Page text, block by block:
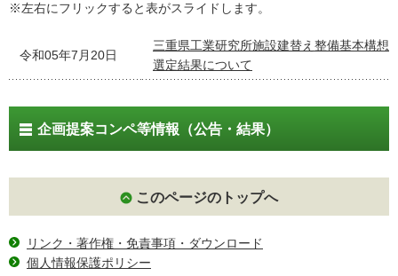
※左右にフリックすると表がスライドします。
令和05年7月20日
三重県工業研究所施設建替え整備基本構
選定結果について
企画提案コンペ等情報（公告・結果）
このページのトップへ
リンク・著作権・免責事項・ダウンロード
個人情報保護ポリシー